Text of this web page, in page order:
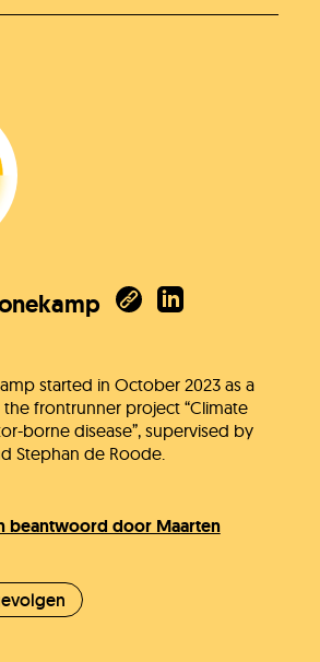
started in October 2023 as a
the frontrunner project “Climate
borne disease”, supervised by
Stephan de Roode.
beantwoord door Maarten